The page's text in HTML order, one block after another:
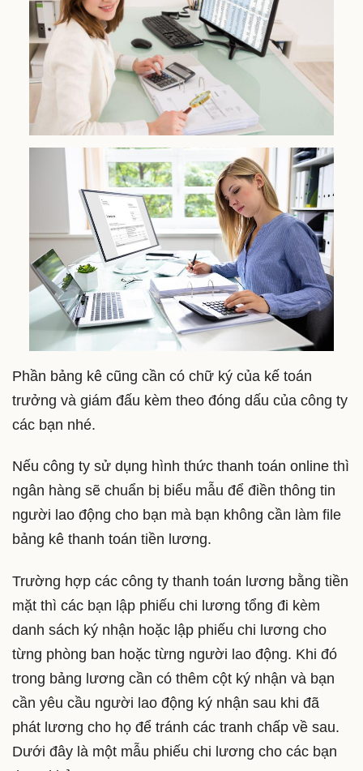
Phần bảng kê cũng cần có chữ ký của kế toán
trưởng và giám đấu kèm theo đóng dấu của công ty
các bạn nhé.
Nếu công ty sử dụng hình thức thanh toán online thì
ngân hàng sẽ chuẩn bị biểu mẫu để điền thông tin
người lao động cho bạn mà bạn không cần làm file
bảng kê thanh toán tiền lương.
Trường hợp các công ty thanh toán lương bằng tiền
mặt thì các bạn lập phiếu chi lương tổng đi kèm
danh sách ký nhận hoặc lập phiếu chi lương cho
từng phòng ban hoặc từng người lao động. Khi đó
trong bảng lương cần có thêm cột ký nhận và bạn
cần yêu cầu người lao động ký nhận sau khi đã
phát lương cho họ để tránh các tranh chấp về sau.
Dưới đây là một mẫu phiếu chi lương cho các bạn